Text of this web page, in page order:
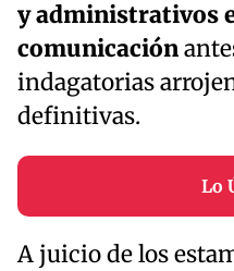
y administrativos
comunicación
indagatorias
definitivas.
Lo
A juicio de los